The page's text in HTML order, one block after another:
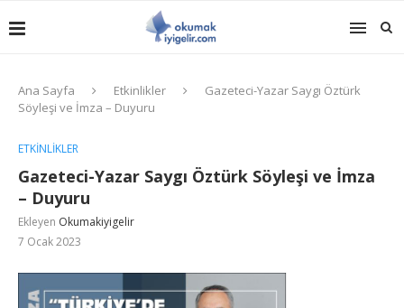
Ana Sayfa Etkinlikler
Gazeteci-Yazar Saygı Öztürk
Söyleşi ve İmza – Duyuru
ETKINLIKLER
Gazeteci-Yazar Saygı Öztürk Söyleşi ve İmza
– Duyuru
Ekleyen Okumakiyigelir
7 Ocak 2023